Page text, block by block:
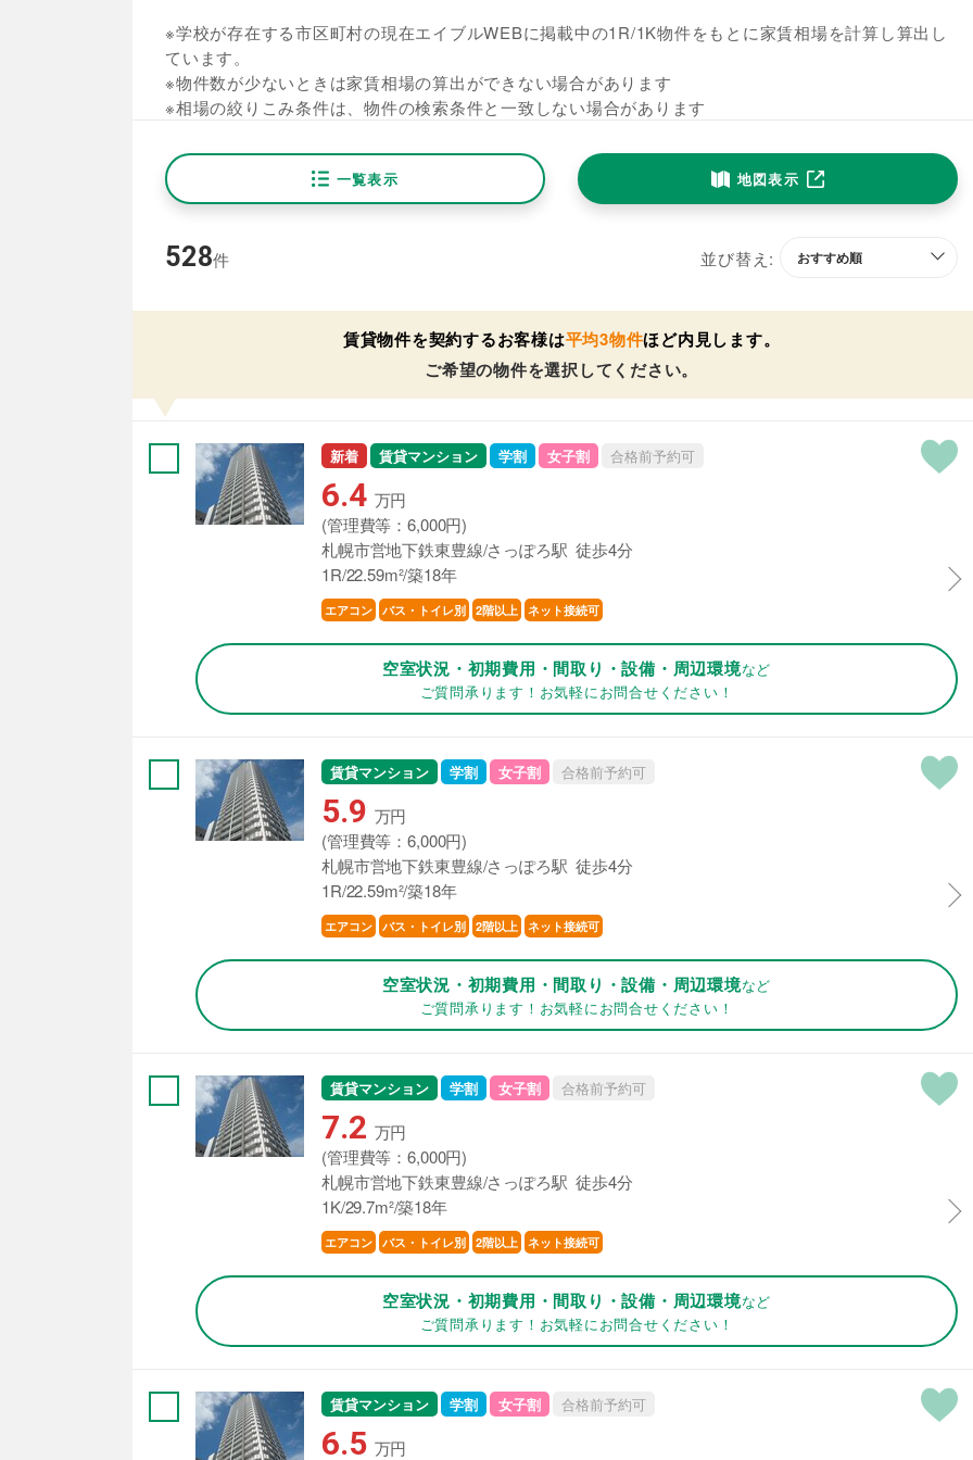
※学校が存在する市区町村の現在エイブルWEBに掲載中の1R/1K物件をもとに家賃相場を計算し算出し
ています。
※物件数が少ないときは家賃相場の算出ができない場合があります
※相場の絞りこみ条件は、物件の検索条件と一致しない場合があります
一覧表示 地図表示
528件 並び替え:
賃貸物件を契約するお客様は平均3物件ほど内見します。
ご希望の物件を選択してください。
新着 賃貸マンション 学割 女子割 合格前予約可
6.4 万円
(管理費等：6,000円)
札幌市営地下鉄東豊線/さっぽろ駅 徒歩4分
1R/22.59m²/築18年
エアコン バス・トイレ別 2階以上 ネット接続可
空室状況・初期費用・間取り・設備・周辺環境など
ご質問承ります！お気軽にお問合せください！
賃貸マンション 学割 女子割 合格前予約可
5.9 万円
(管理費等：6,000円)
札幌市営地下鉄東豊線/さっぽろ駅 徒歩4分
1R/22.59m²/築18年
エアコン バス・トイレ別 2階以上 ネット接続可
空室状況・初期費用・間取り・設備・周辺環境など
ご質問承ります！お気軽にお問合せください！
賃貸マンション 学割 女子割 合格前予約可
7.2 万円
(管理費等：6,000円)
札幌市営地下鉄東豊線/さっぽろ駅 徒歩4分
1K/29.7m²/築18年
エアコン バス・トイレ別 2階以上 ネット接続可
空室状況・初期費用・間取り・設備・周辺環境など
ご質問承ります！お気軽にお問合せください！
賃貸マンション 学割 女子割 合格前予約可
6.5 万円